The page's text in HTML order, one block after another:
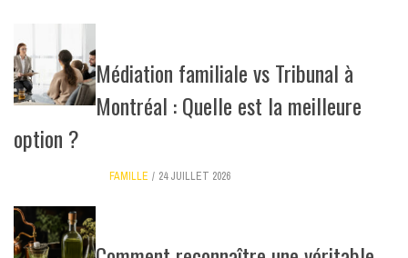
Médiation familiale vs Tribunal à
Montréal : Quelle est la meilleure
option ?
FAMILLE 24 JUILLET 2026